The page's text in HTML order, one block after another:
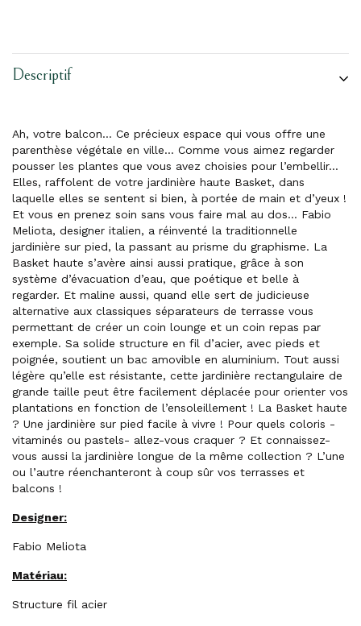
Descriptif
Ah, votre balcon… Ce précieux espace qui vous offre une
parenthèse végétale en ville… Comme vous aimez regarder
pousser les plantes que vous avez choisies pour l’embellir…
Elles, raffolent de votre jardinière haute Basket, dans
laquelle elles se sentent si bien, à portée de main et d’yeux !
Et vous en prenez soin sans vous faire mal au dos… Fabio
Meliota, designer italien, a réinventé la traditionnelle
jardinière sur pied, la passant au prisme du graphisme. La
Basket haute s’avère ainsi aussi pratique, grâce à son
système d’évacuation d’eau, que poétique et belle à
regarder. Et maline aussi, quand elle sert de judicieuse
alternative aux classiques séparateurs de terrasse vous
permettant de créer un coin lounge et un coin repas par
exemple. Sa solide structure en fil d’acier, avec pieds et
poignée, soutient un bac amovible en aluminium. Tout aussi
légère qu’elle est résistante, cette jardinière rectangulaire de
grande taille peut être facilement déplacée pour orienter vos
plantations en fonction de l’ensoleillement ! La Basket haute
? Une jardinière sur pied facile à vivre ! Pour quels coloris -
vitaminés ou pastels- allez-vous craquer ? Et connaissez-
vous aussi la jardinière longue de la même collection ? L’une
ou l’autre réenchanteront à coup sûr vos terrasses et
balcons !
Designer:
Fabio Meliota
Matériau:
Structure fil acier